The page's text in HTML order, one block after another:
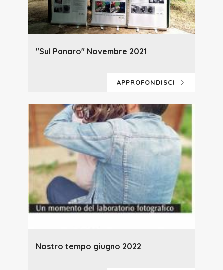
"Sul Panaro" Novembre 2021
APPROFONDISCI
Nostro tempo giugno 2022